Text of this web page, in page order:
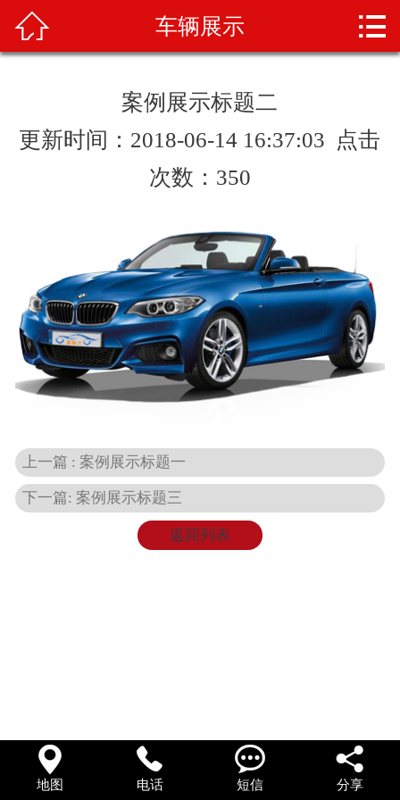
荣誉资质
技术知识
在线留言
 车辆展示 
案例展示标题二
更新时间：2018-06-14 16:37:03 点击
次数： 350
上一篇 : 案例展示标题一
下一篇: 案例展示标题三
返回列表

地图

电话

短信

分享